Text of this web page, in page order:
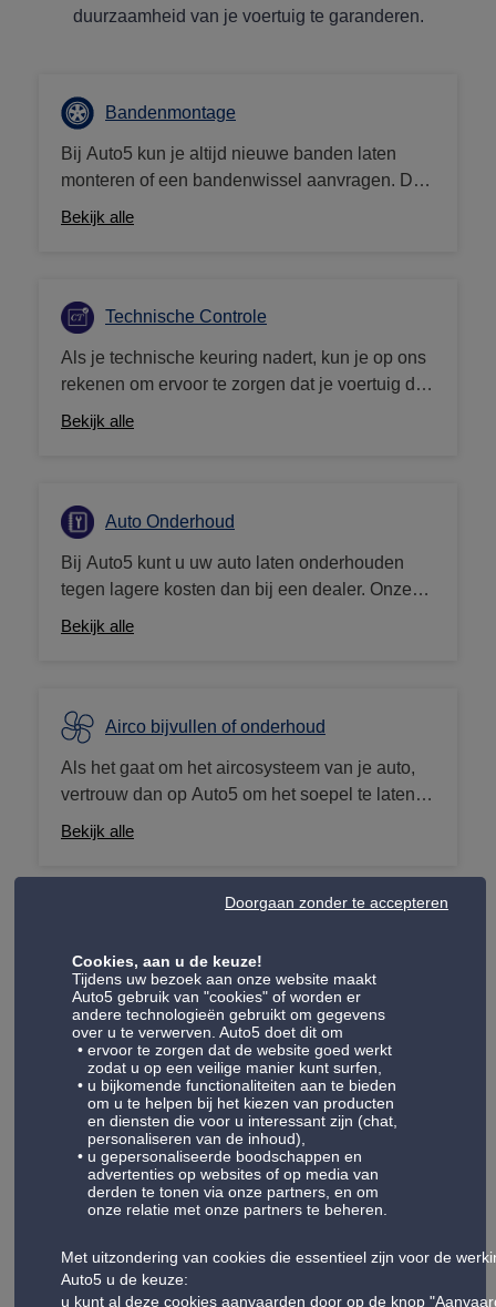
duurzaamheid van je voertuig te garanderen.
Bandenmontage
Bij Auto5 kun je altijd nieuwe banden laten
monteren of een bandenwissel aanvragen. De
veiligheid van uw auto is onze topprioriteit en
met zeer korte afspraaktijden.
Bekijk alle
Technische Controle
Als je technische keuring nadert, kun je op ons
rekenen om ervoor te zorgen dat je voertuig de
beroemde groene kaart krijgt. We bieden een
een eco-test: een analyse van 5 gassen die je
voertuig uitstoot, om eventuele fouten op te
sporen en corrigerende maatregelen voor te
stellen om de vervuiling te verminderen. [Een
ecotest kan niet garanderen dat je voertuig door
Bekijk alle
Auto Onderhoud
Bij Auto5 kunt u uw auto laten onderhouden
tegen lagere kosten dan bij een dealer. Onze
"MijnOnderhoud"-forfaits, aanbevolen voor
om de vervuiling die uw auto uitstoot te
controleren, is een service die kan worden
toegevoegd aan MijnOnderhoud. Voor oudere
voertuigen werken we met
onderhoudspakketten die olieverversing,
nodig) en een aantal controlepunten omvatten
om ervoor te zorgen dat je weer met een gerust
Bekijk alle
Airco bijvullen of onderhoud
Als het gaat om het aircosysteem van je auto,
vertrouw dan op Auto5 om het soepel te laten
werken. We werken met verschillende forfaits,
en anti-geurbehandelingen. We bieden deze
diensten aan voor voertuigen uitgerust met het
het nieuwe gas (R1234YF) geïntroduceerd op
bepaalde voertuigen vanaf 2013.
Bekijk alle
Onze check-up forfaits zijn ontworpen om alle
belangrijke onderdelen van je auto te
controleren, zodat je met een gerust hart de
weg op kunt. Onze gekwalificeerde technici
onderzoeken je auto zorgvuldig en zorgen
ervoor dat hij in topconditie verkeert. Van het
controleren van de remmen en de staat van de
schokdempers tot de functionaliteit van de
verlichting - wij zorgen voor elk detail zodat je
veilig en betrouwbaar kunt rijden.
Bekijk alle
Remmen
Remmen zijn een van de belangrijkste
beveiligingssystemen in uw voertuig. We
verandering van remblokken, remschijven om
de remvloeistof te wijzigen om uw veiligheid
Cookies, aan u de keuze!
Tijdens uw bezoek aan onze website maakt
Auto5 gebruik van "cookies" of worden er
andere technologieën gebruikt om gegevens
over u te verwerven. Auto5 doet dit om
ervoor te zorgen dat de website goed werkt
zodat u op een veilige manier kunt surfen,
u bijkomende functionaliteiten aan te bieden
om u te helpen bij het kiezen van producten
en diensten die voor u interessant zijn (chat,
personaliseren van de inhoud),
u gepersonaliseerde boodschappen en
advertenties op websites of op media van
derden te tonen via onze partners, en om
onze relatie met onze partners te beheren.
Met uitzondering van cookies die essentieel zijn voor de
Auto5 u de keuze:
u kunt al deze cookies aanvaarden door op de knop
Doorgaan zonder te accepteren